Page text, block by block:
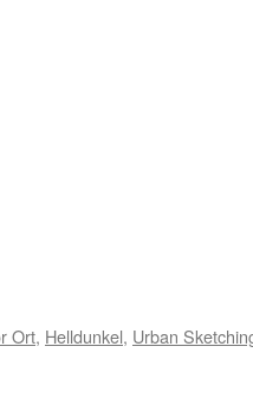
Ort, Helldunkel, Urban